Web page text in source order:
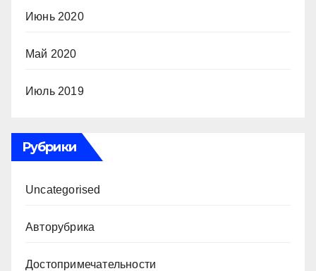
Июнь 2020
Май 2020
Июль 2019
Рубрики
Uncategorised
Авторубрика
Достопримечательности